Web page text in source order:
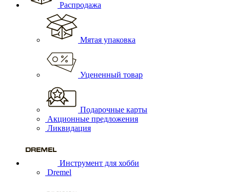
Распродажа
Мятая упаковка
Уцененный товар
Подарочные карты
Акционные предложения
Ликвидация
Инструмент для хобби
Dremel